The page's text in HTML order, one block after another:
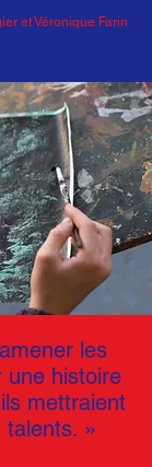
et Véronique Farin
les
une histoire
mettraient
talents. »